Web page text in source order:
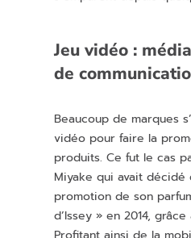
Jeu vidéo :
de
Beaucoup de marques
vidéo pour faire la
produits. Ce fut le cas
Miyake qui avait décidé
promotion de son
d’Issey » en 2014,